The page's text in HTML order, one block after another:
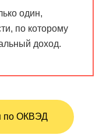
один,
по которому
доход.
по ОКВЭД